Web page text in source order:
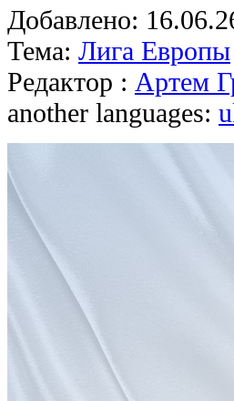
Добавлено:
Тема: Лига Европы
Редактор : Артем
another languages: